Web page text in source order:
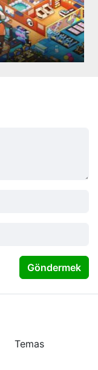
Göndermek
Temas